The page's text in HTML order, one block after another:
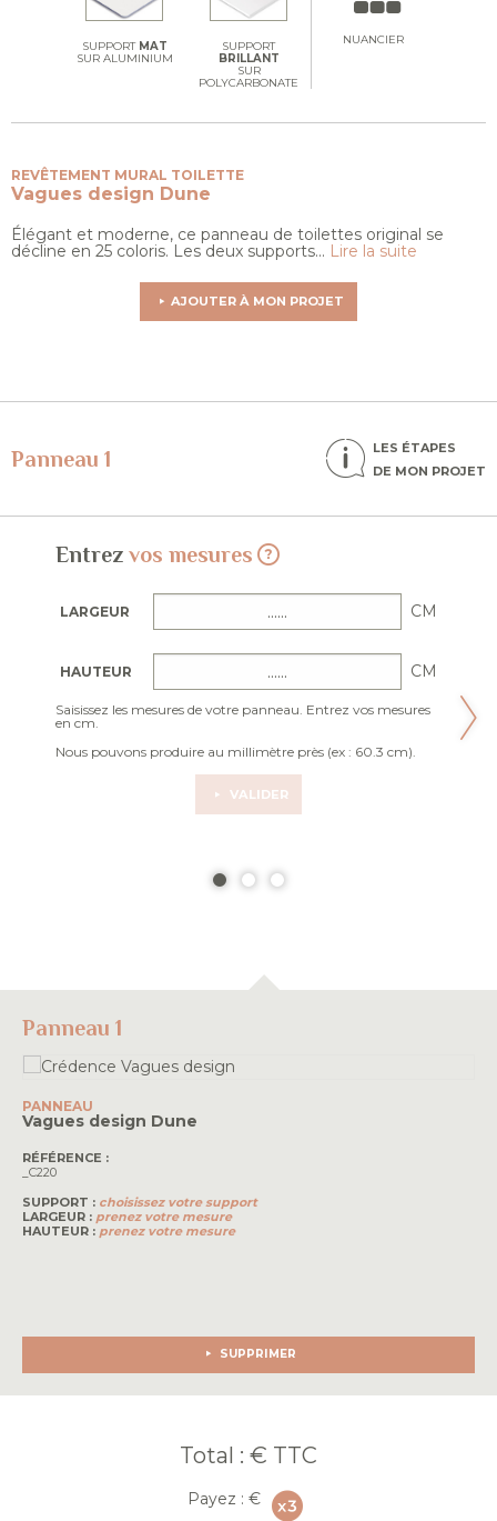
SUPPORT MAT
SUR ALUMINIUM
SUPPORT
BRILLANT
SUR
POLYCARBONATE
NUANCIER
REVÊTEMENT MURAL TOILETTE
Vagues design Dune
Élégant et moderne, ce panneau de toilettes original se
décline en 25 coloris. Les deux supports... Lire la suite
AJOUTER À MON PROJET
Panneau 1
LES ÉTAPES
DE MON PROJET
Entrez vos mesures
LARGEUR CM
HAUTEUR CM
Saisissez les mesures de votre panneau. Entrez vos mesures
en cm.
Nous pouvons produire au millimètre près (ex : 60.3 cm).
VALIDER
Panneau 1
PANNEAU
Vagues design Dune
RÉFÉRENCE :
_C220
SUPPORT : choisissez votre support
LARGEUR : prenez votre mesure
HAUTEUR : prenez votre mesure
SUPPRIMER
Total : € TTC
Payez :€